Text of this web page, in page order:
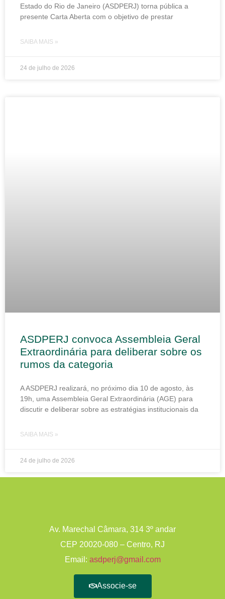
Estado do Rio de Janeiro (ASDPERJ) torna pública a
presente Carta Aberta com o objetivo de prestar
SAIBA MAIS »
24 de julho de 2026
ASDPERJ convoca Assembleia Geral
Extraordinária para deliberar sobre os
rumos da categoria
A ASDPERJ realizará, no próximo dia 10 de agosto, às
19h, uma Assembleia Geral Extraordinária (AGE) para
discutir e deliberar sobre as estratégias institucionais da
SAIBA MAIS »
24 de julho de 2026
Av. Marechal Câmara, 314 3º andar
CEP 20020-080 – Centro, RJ
Email: asdperj@gmail.com
Associe-se